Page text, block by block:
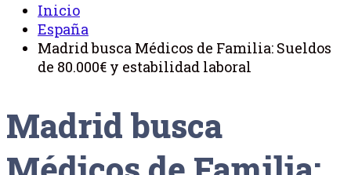
Inicio
España
Madrid busca Médicos de Familia: Sueldos
de 80.000€ y estabilidad laboral
Madrid busca